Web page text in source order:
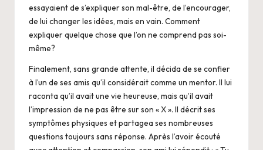
essayaient de s’expliquer son mal-être, de l’encourager,
de lui changer les idées, mais en vain. Comment
expliquer quelque chose que l’on ne comprend pas soi-
même?
Finalement, sans grande attente, il décida de se confier
à l’un de ses amis qu’il considérait comme un mentor. Il lui
raconta qu’il avait une vie heureuse, mais qu’il avait
l’impression de ne pas être sur son « X ». Il décrit ses
symptômes physiques et partagea ses nombreuses
questions toujours sans réponse. Après l’avoir écouté